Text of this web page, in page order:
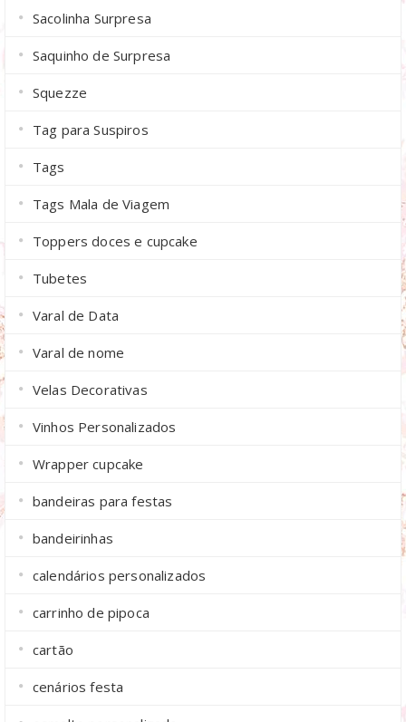
Sacolinha Surpresa
Saquinho de Surpresa
Squezze
Tag para Suspiros
Tags
Tags Mala de Viagem
Toppers doces e cupcake
Tubetes
Varal de Data
Varal de nome
Velas Decorativas
Vinhos Personalizados
Wrapper cupcake
bandeiras para festas
bandeirinhas
calendários personalizados
carrinho de pipoca
cartão
cenários festa